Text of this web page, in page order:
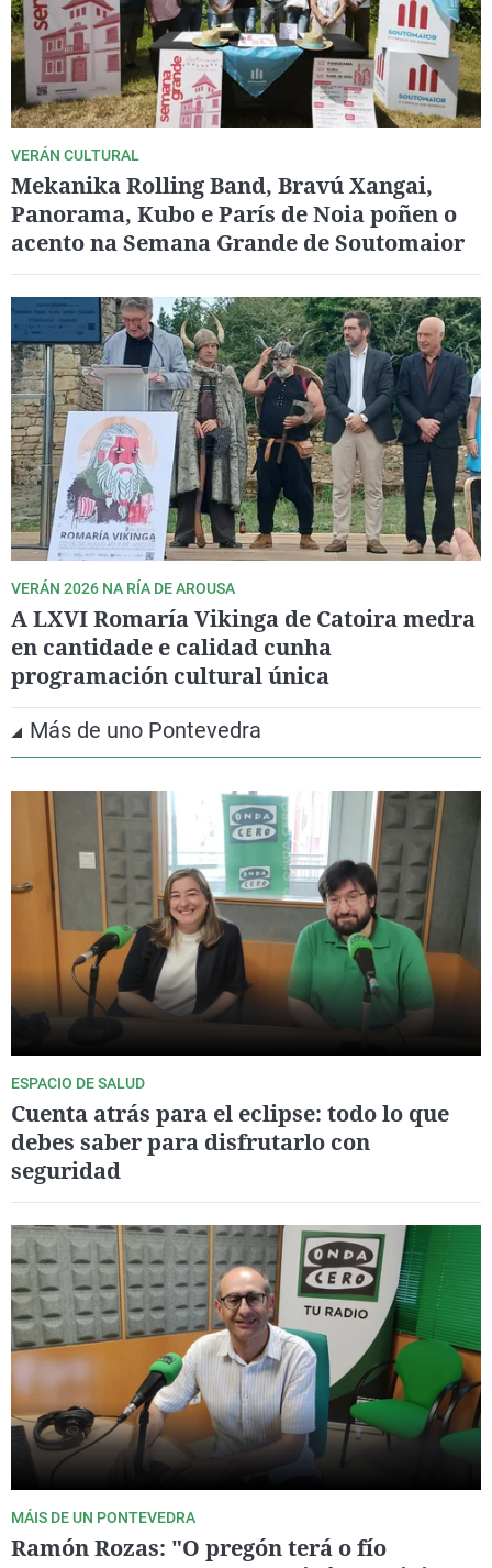
VERÁN CULTURAL
Mekanika Rolling Band, Bravú Xangai,
Panorama, Kubo e París de Noia poñen o
acento na Semana Grande de Soutomaior
VERÁN 2026 NA RÍA DE AROUSA
A LXVI Romaría Vikinga de Catoira medra
en cantidade e calidad cunha
programación cultural única
Más de uno Pontevedra
ESPACIO DE SALUD
Cuenta atrás para el eclipse: todo lo que
debes saber para disfrutarlo con
seguridad
MÁIS DE UN PONTEVEDRA
Ramón Rozas: "O pregón terá o fío